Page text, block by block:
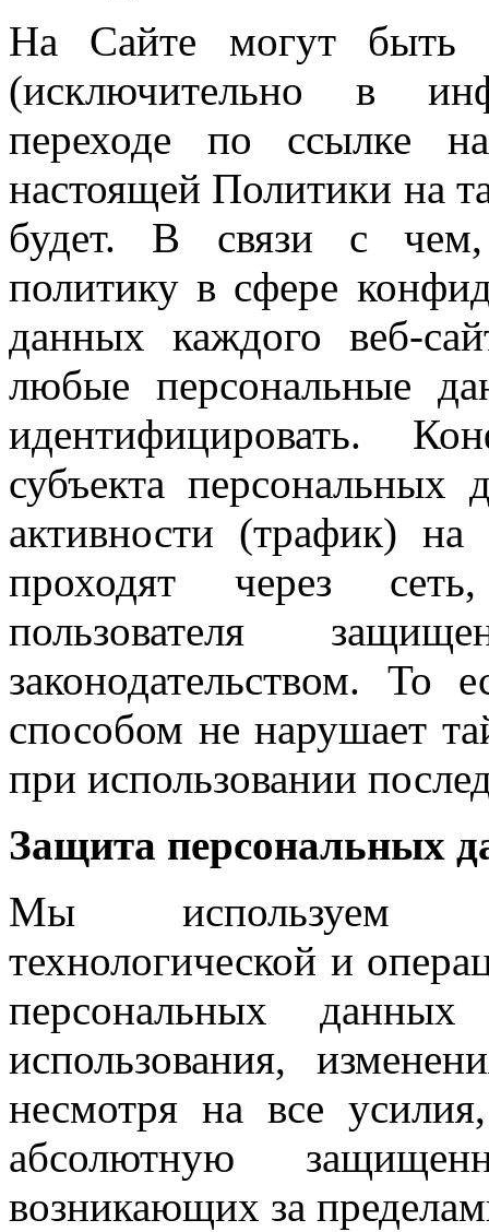
На Сайте могут быть
(исключительно в
переходе по ссылке
настоящей Политики на
будет. В связи с чем,
политику в сфере
данных каждого веб-
любые персональные
идентифицировать.
субъекта
активности (трафик) на
проходят через
пользователя
законодательством.
способом не нарушает
при использовании
Защита персональных
Мы используем
технологической и
персональных
использования,
несмотря на все
абсолютную
возникающих за